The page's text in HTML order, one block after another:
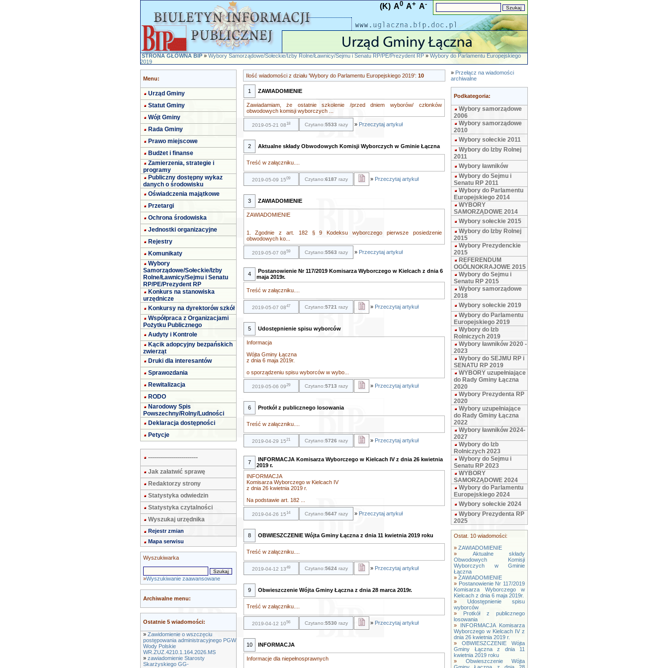
(K) A0 A+ A-
STRONA GŁÓWNA BIP»Wybory Samorządowe/Sołeckie/Izby Rolne/Ławnicy/Sejmu i Senatu RP/PE/Prezydent RP»Wybory do Parlamentu Europejskiego
2019
Menu:
Urząd Gminy
Statut Gminy
Wójt Gminy
Rada Gminy
Prawo miejscowe
Budżet i finanse
Zamierzenia, strategie i
programy
Publiczny dostępny wykaz
danych o środowisku
Oświadczenia majątkowe
Przetargi
Ochrona środowiska
Jednostki organizacyjne
Rejestry
Komunikaty
Wybory
Samorządowe/Sołeckie/Izby
Rolne/Ławnicy/Sejmu i Senatu
RP/PE/Prezydent RP
Konkurs na stanowiska
urzędnicze
Konkursy na dyrektorów szkół
Współpraca z Organizacjami
Pożytku Publicznego
Audyty i Kontrole
Kącik adopcyjny bezpańskich
zwierząt
Druki dla interesantów
Sprawozdania
Rewitalizacja
RODO
Narodowy Spis
Powszechny/Rolny/Ludności
Deklaracja dostępności
Petycje
-------------------------
Jak załatwić sprawę
Redaktorzy strony
Statystyka odwiedzin
Statystyka czytalności
Wyszukaj urzędnika
Rejestr zmian
Mapa serwisu
Wyszukiwarka
»Wyszukiwanie zaawansowane
Archiwalne menu:
Ostatnie 5 wiadomości:
» Zawidomienie o wszczęciu
postępowania administracyjnego PGW
Wody Polskie
WR.ZUZ.4210.1.164.2026.MS
» zawiadomienie Starosty
Skarżyskiego GG-
Ilość wiadomości z działu 'Wybory do Parlamentu Europejskiego 2019': 10
1 ZAWIADOMIENIE
Zawiadamiam, że ostatnie szkolenie /przed dniem wyborów/ członków
obwodowych komisji wyborczych ...
2019-05-21 0818 Czytano:5533 razy » Przeczytaj artykuł
2 Aktualne składy Obwodowych Komisji Wyborczych w Gminie Łączna
Treść w załączniku....
2019-05-09 1509 Czytano:6187 razy » Przeczytaj artykuł
3 ZAWIADOMIENIE
ZAWIADOMIENIE
1. Zgodnie z art. 182 § 9 Kodeksu wyborczego pierwsze posiedzenie
obwodowych ko...
2019-05-07 0859 Czytano:5563 razy » Przeczytaj artykuł
4
Postanowienie Nr 117/2019 Komisarza Wyborczego w Kielcach z dnia 6
maja 2019r.
Treść w załączniku....
2019-05-07 0847 Czytano:5721 razy » Przeczytaj artykuł
5 Udostępnienie spisu wyborców
Informacja
Wójta Gminy Łączna
z dnia 6 maja 2019r.
o sporządzeniu spisu wyborców w wybo...
2019-05-06 0929 Czytano:5713 razy » Przeczytaj artykuł
6 Protkół z publicznego losowania
Treść w załączniku....
2019-04-29 1521 Czytano:5726 razy » Przeczytaj artykuł
7
INFORMACJA Komisarza Wyborczego w Kielcach IV z dnia 26 kwietnia
2019 r.
INFORMACJA
Komisarza Wyborczego w Kielcach IV
z dnia 26 kwietnia 2019 r.
Na podstawie art. 182 ...
2019-04-26 1514 Czytano:5647 razy » Przeczytaj artykuł
8 OBWIESZCZENIE Wójta Gminy Łączna z dnia 11 kwietnia 2019 roku
Treść w załączniku....
2019-04-12 1349 Czytano:5624razy » Przeczytaj artykuł
9 Obwieszczenie Wójta Gminy Łączna z dnia 28 marca 2019r.
Treść w załączniku....
2019-04-12 1056 Czytano:5530 razy » Przeczytaj artykuł
10 INFORMACJA
Informacje dla niepełnosprawnych
» Przełącz na wiadomości
archiwalne
Podkategoria:
Wybory samorządowe
2006
Wybory samorządowe
2010
Wybory sołeckie 2011
Wybory do Izby Rolnej
2011
Wybory ławników
Wybory do Sejmu i
Senatu RP 2011
Wybory do Parlamentu
Europejskiego 2014
WYBORY
SAMORZĄDOWE 2014
Wybory sołeckie 2015
Wybory do Izby Rolnej
2015
Wybory Prezydenckie
2015
REFERENDUM
OGÓLNOKRAJOWE 2015
Wybory do Sejmu i
Senatu RP 2015
Wybory samorządowe
2018
Wybory sołeckie 2019
Wybory do Parlamentu
Europejskiego 2019
Wybory do Izb
Rolniczych 2019
Wybory ławników 2020 -
2023
Wybory do SEJMU RP i
SENATU RP 2019
WYBORY uzupełniające
do Rady Gminy Łączna
2020
Wybory Prezydenta RP
2020
Wybory uzupełniające
do Rady Gminy Łączna
2022
Wybory ławników 2024-
2027
Wybory do Izb
Rolniczych 2023
Wybory do Sejmu i
Senatu RP 2023
WYBORY
SAMORZĄDOWE 2024
Wybory do Parlamentu
Europejskiego 2024
Wybory sołeckie 2024
Wybory Prezydenta RP
2025
Ostat. 10 wiadomości:
» ZAWIADOMIENIE
» Aktualne składy
Obwodowych Komisji
Wyborczych w Gminie
Łączna
» ZAWIADOMIENIE
» Postanowienie Nr 117/2019
Komisarza Wyborczego w
Kielcach z dnia 6 maja 2019r.
» Udostępnienie spisu
wyborców
» Protkół z publicznego
losowania
» INFORMACJA Komisarza
Wyborczego w Kielcach IV z
dnia 26 kwietnia 2019 r.
» OBWIESZCZENIE Wójta
Gminy Łączna z dnia 11
kwietnia 2019 roku
» Obwieszczenie Wójta